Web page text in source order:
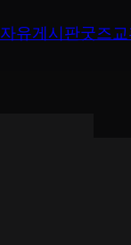
자유게시판굿즈